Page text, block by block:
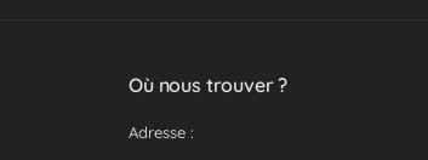
Où nous trouver ?
Adresse :